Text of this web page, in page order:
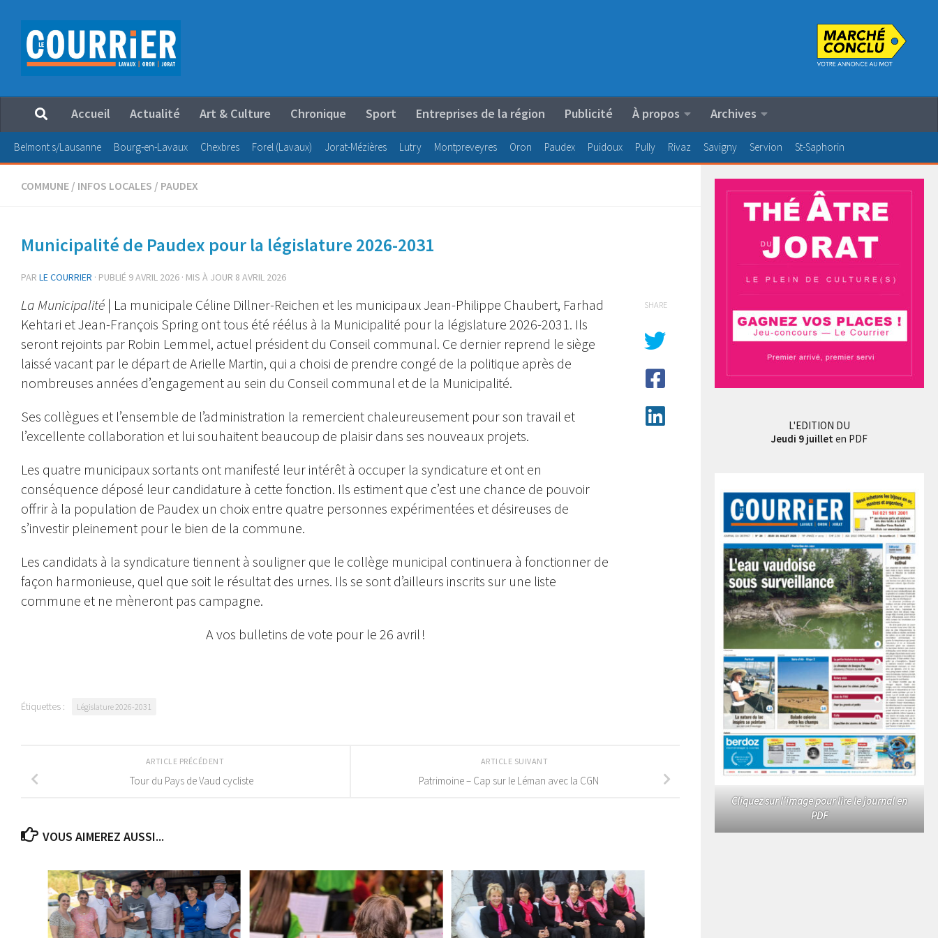
Au dessous du contenu
Accueil Actualité Art & Culture Chronique Sport Entreprises de la région Publicité À propos Archives
Belmont s/Lausanne Bourg-en-Lavaux Chexbres Forel (Lavaux) Jorat-Mézières Lutry Montpreveyres Oron Paudex Puidoux Pully Rivaz Savigny Servion St-Saphorin
COMMUNE / INFOS LOCALES / PAUDEX
Municipalité de Paudex pour la législature 2026-2031
PAR LE COURRIER · PUBLIÉ 9 AVRIL 2026 · MIS À JOUR 8 AVRIL 2026
La Municipalité | La municipale Céline Dillner-Reichen et les municipaux Jean-Philippe Chaubert, Farhad
Kehtari et Jean-François Spring ont tous été réélus à la Municipalité pour la législature 2026-2031. Ils
seront rejoints par Robin Lemmel, actuel président du Conseil communal. Ce dernier reprend le siège
laissé vacant par le départ de Arielle Martin, qui a choisi de prendre congé de la politique après de
nombreuses années d’engagement au sein du Conseil communal et de la Municipalité.
Ses collègues et l’ensemble de l’administration la remercient chaleureusement pour son travail et
l’excellente collaboration et lui souhaitent beaucoup de plaisir dans ses nouveaux projets.
Les quatre municipaux sortants ont manifesté leur intérêt à occuper la syndicature et ont en
conséquence déposé leur candidature à cette fonction. Ils estiment que c’est une chance de pouvoir
offrir à la population de Paudex un choix entre quatre personnes expérimentées et désireuses de
s’investir pleinement pour le bien de la commune.
Les candidats à la syndicature tiennent à souligner que le collège municipal continuera à fonctionner de
façon harmonieuse, quel que soit le résultat des urnes. Ils se sont d’ailleurs inscrits sur une liste
commune et ne mèneront pas campagne.
A vos bulletins de vote pour le 26 avril !
SHARE
Étiquettes : Législature 2026-2031
ARTICLE SUIVANT
Patrimoine – Cap sur le Léman avec la CGN
ARTICLE PRÉCÉDENT
Tour du Pays de Vaud cycliste
VOUS AIMEREZ AUSSI...
L'EDITION DU
Jeudi 9 juillet en PDF
Cliquez sur l'image pour lire le journal en
PDF